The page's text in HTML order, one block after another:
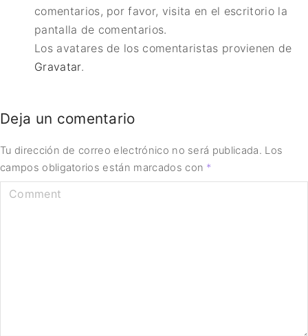
comentarios, por favor, visita en el escritorio la
pantalla de comentarios.
Los avatares de los comentaristas provienen de
Gravatar.
Deja un comentario
Tu dirección de correo electrónico no será publicada. Los
campos obligatorios están marcados con *